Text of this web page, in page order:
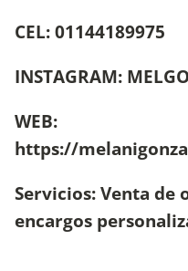
CEL: 01144189975
INSTAGRAM:
WEB:
https://
Servicios: Venta de
encargos